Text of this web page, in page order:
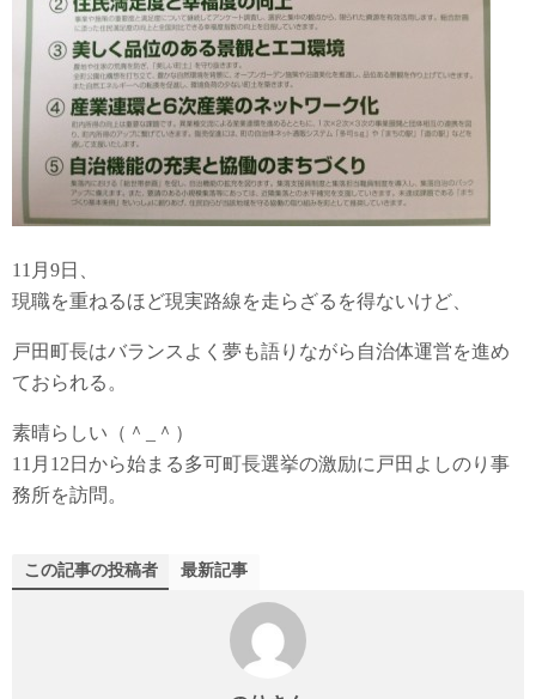
11月9日、
現職を重ねるほど現実路線を走らざるを得ないけど、
戸田町長はバランスよく夢も語りながら自治体運営を進め
ておられる。
素晴らしい（＾_＾）
11月12日から始まる多可町長選挙の激励に戸田よしのり事
務所を訪問。
この記事の投稿者 最新記事